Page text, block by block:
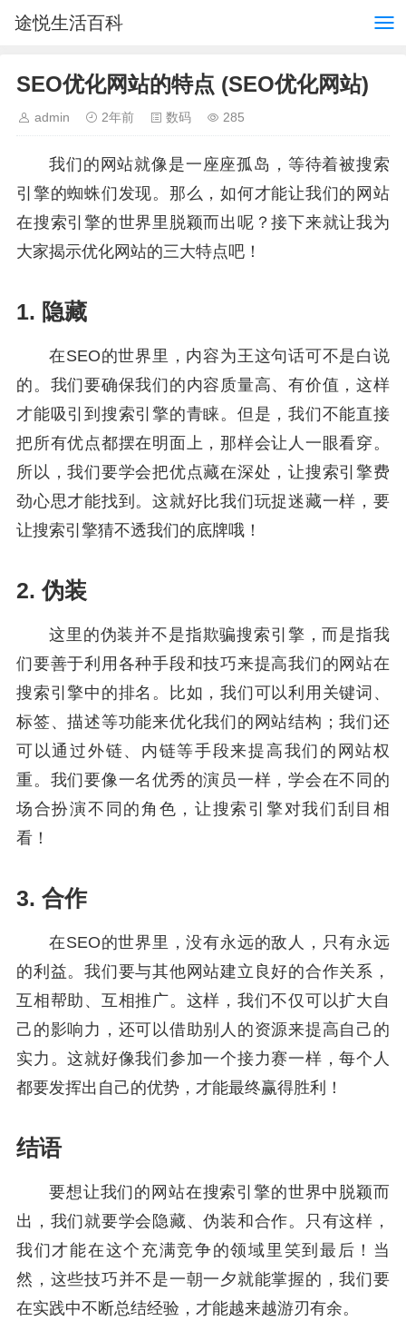
途悦生活百科
SEO优化网站的特点 (SEO优化网站)
admin 2年前 数码 285
我们的网站就像是一座座孤岛，等待着被搜索
引擎的蜘蛛们发现。那么，如何才能让我们的网站
在搜索引擎的世界里脱颖而出呢？接下来就让我为
大家揭示优化网站的三大特点吧！
1. 隐藏
在SEO的世界里，内容为王这句话可不是白说
的。我们要确保我们的内容质量高、有价值，这样
才能吸引到搜索引擎的青睐。但是，我们不能直接
把所有优点都摆在明面上，那样会让人一眼看穿。
所以，我们要学会把优点藏在深处，让搜索引擎费
劲心思才能找到。这就好比我们玩捉迷藏一样，要
让搜索引擎猜不透我们的底牌哦！
2. 伪装
这里的伪装并不是指欺骗搜索引擎，而是指我
们要善于利用各种手段和技巧来提高我们的网站在
搜索引擎中的排名。比如，我们可以利用关键词、
标签、描述等功能来优化我们的网站结构；我们还
可以通过外链、内链等手段来提高我们的网站权
重。我们要像一名优秀的演员一样，学会在不同的
场合扮演不同的角色，让搜索引擎对我们刮目相
看！
3. 合作
在SEO的世界里，没有永远的敌人，只有永远
的利益。我们要与其他网站建立良好的合作关系，
互相帮助、互相推广。这样，我们不仅可以扩大自
己的影响力，还可以借助别人的资源来提高自己的
实力。这就好像我们参加一个接力赛一样，每个人
都要发挥出自己的优势，才能最终赢得胜利！
结语
要想让我们的网站在搜索引擎的世界中脱颖而
出，我们就要学会隐藏、伪装和合作。只有这样，
我们才能在这个充满竞争的领域里笑到最后！当
然，这些技巧并不是一朝一夕就能掌握的，我们要
在实践中不断总结经验，才能越来越游刃有余。